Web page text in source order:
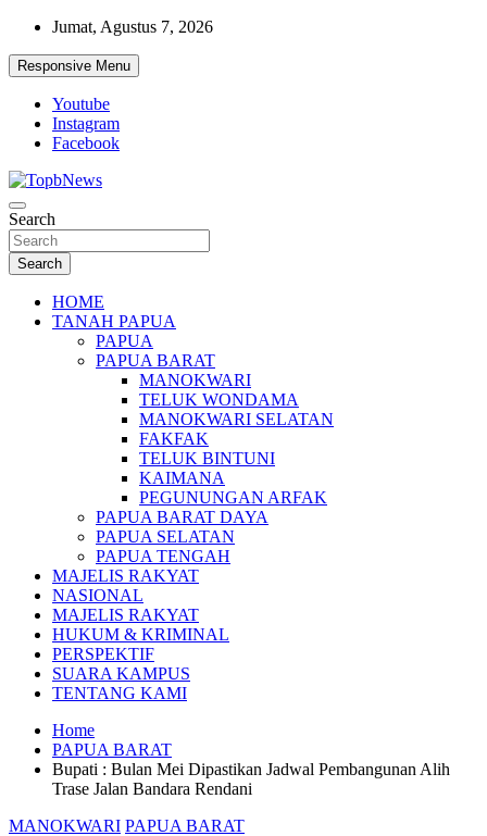
Skip
content
Jumat, Agustus 7, 2026
Responsive Menu
Youtube
Instagram
Facebook
Search
Search
HOME
TANAH PAPUA
PAPUA
PAPUA BARAT
MANOKWARI
TELUK WONDAMA
MANOKWARI SELATAN
FAKFAK
TELUK BINTUNI
KAIMANA
PEGUNUNGAN ARFAK
PAPUA BARAT DAYA
PAPUA SELATAN
PAPUA TENGAH
MAJELIS RAKYAT
NASIONAL
MAJELIS RAKYAT
HUKUM & KRIMINAL
PERSPEKTIF
SUARA KAMPUS
TENTANG KAMI
Home
PAPUA BARAT
Bupati : Bulan Mei Dipastikan Jadwal Pembangunan Alih
Trase Jalan Bandara Rendani
MANOKWARI PAPUA BARAT